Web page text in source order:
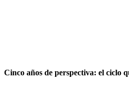
Cinco años de perspectiva: el ciclo